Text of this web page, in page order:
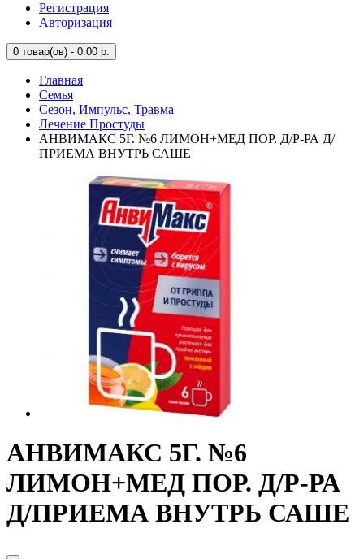
Регистрация
Авторизация
0 товар(ов) - 0.00 р.
Главная
Семья
Сезон, Импульс, Травма
Лечение Простуды
АНВИМАКС 5Г. №6 ЛИМОН+МЕД ПОР. Д/Р-РА Д/
ПРИЕМА ВНУТРЬ САШЕ
АНВИМАКС 5Г. №6
ЛИМОН+МЕД ПОР. Д/Р-РА
Д/ПРИЕМА ВНУТРЬ САШЕ